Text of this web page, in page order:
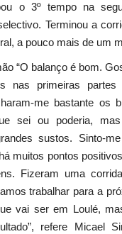
o 3º tempo na
Terminou a
a pouco mais de um
“O balanço é bom.
nas primeiras
me bastante os
sei ou poderia,
sustos. Sinto-
muitos pontos
Fizeram uma
trabalhar para a
vai ser em Loulé,
refere Micael